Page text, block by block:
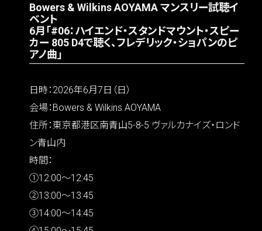
Bowers & Wilkins AOYAMA マンスリー試聴イ
ベント
6月「#06：ハイエンド・スタンドマウント・スピー
カー 805 D4で聴く、フレデリック・ショパンのピ
アノ曲」
日時：2026年6月7日（日）
会場：Bowers & Wilkins AOYAMA
住所：東京都港区南青山5-8-5 ヴァルカナイズ・ロンド
ン青山内
時間：
①12:00〜12:45
②13:00〜13:45
③14:00〜14:45